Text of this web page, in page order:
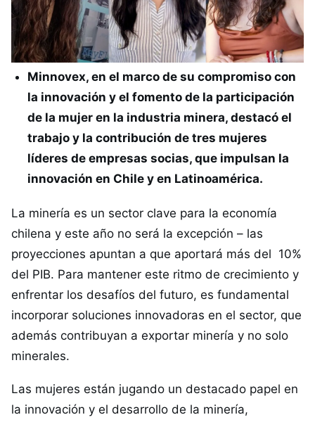
Minnovex, en el marco de su compromiso con
la innovación y el fomento de la participación
de la mujer en la industria minera, destacó el
trabajo y la contribución de tres mujeres
líderes de empresas socias, que impulsan la
innovación en Chile y en Latinoamérica.
La minería es un sector clave para la economía
chilena y este año no será la excepción – las
proyecciones apuntan a que aportará más del 10%
del PIB. Para mantener este ritmo de crecimiento y
enfrentar los desafíos del futuro, es fundamental
incorporar soluciones innovadoras en el sector, que
además contribuyan a exportar minería y no solo
minerales.
Las mujeres están jugando un destacado papel en
la innovación y el desarrollo de la minería,